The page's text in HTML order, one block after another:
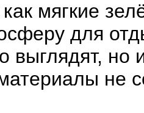
мягкие
для
выглядят,
не